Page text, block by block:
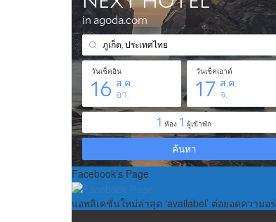
Facebook’s Page
แอพลิเคชั่นใหม่ล่าสุด ‘availabel’ ต่อยอดความอ